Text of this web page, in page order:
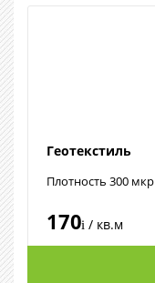
Геотекстиль
Плотность 300 мкр
170i / кв.м